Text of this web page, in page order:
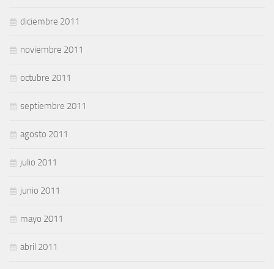
diciembre 2011
noviembre 2011
octubre 2011
septiembre 2011
agosto 2011
julio 2011
junio 2011
mayo 2011
abril 2011